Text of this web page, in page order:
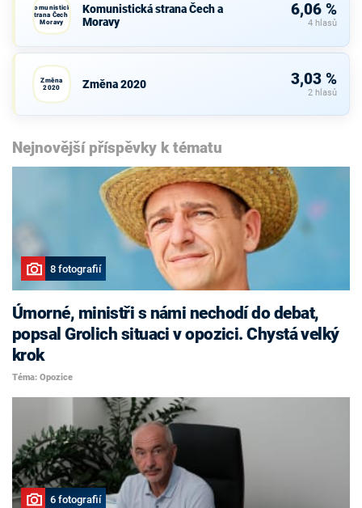
Komunistická
strana Čech a
Moravy
Komunistická strana Čech a
Moravy
6,06 %
4 hlasů
Změna
2020
Změna 2020 3,03 %
2 hlasů
Nejnovější příspěvky k tématu
8 fotografií
Úmorné, ministři s námi nechodí do debat,
popsal Grolich situaci v opozici. Chystá velký
krok
Téma: Opozice
6 fotografií